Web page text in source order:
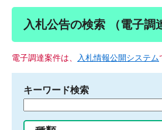
入札公告の検索 （電子調
電子調達案件は、 入札情報公開システム
キーワード検索